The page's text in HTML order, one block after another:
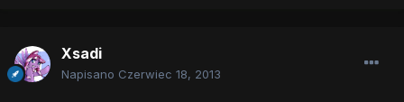
Xsadi
Napisano Czerwiec 18, 2013